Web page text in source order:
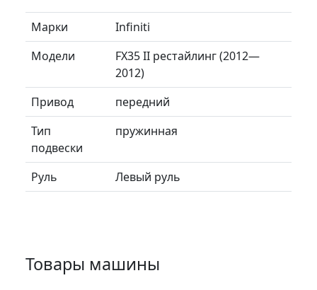
Марки
Infiniti
Модели
FX35 II рестайлинг (2012—
2012)
Привод
передний
Тип
подвески
пружинная
Руль Левый руль
Товары машины